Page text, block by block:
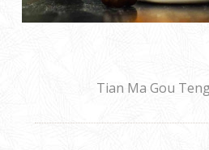
Tian Ma Gou